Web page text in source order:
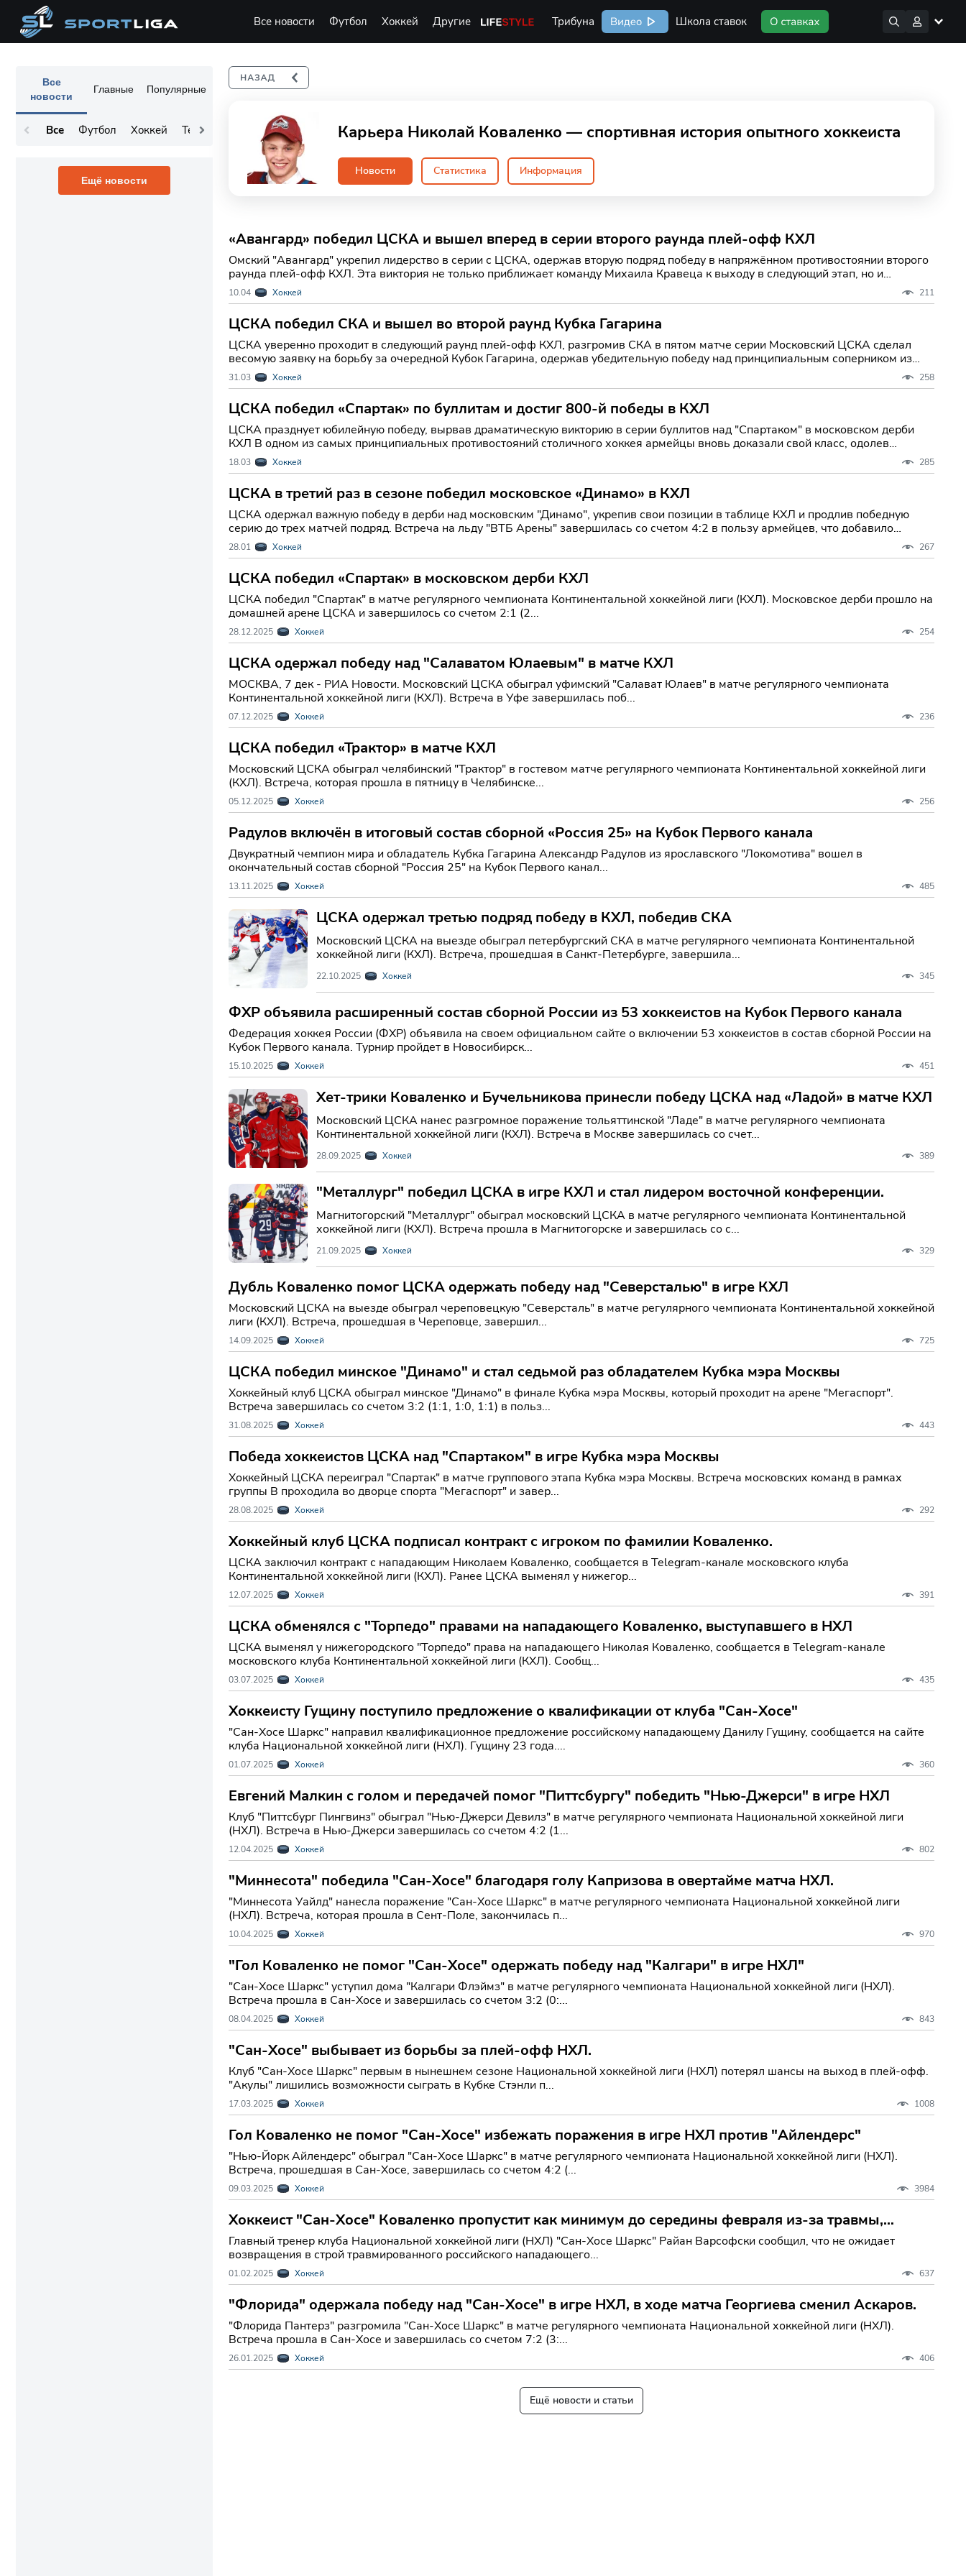
Все новости Футбол Хоккей Другие Life Style Трибуна Видео Школа ставок
Все
новости
Главные Популярные
Все Футбол Хоккей Теннис Остальное
Ещё новости
Карьера Николай Коваленко — спортивная история опытного хоккеиста
Новости Статистика Информация
«Авангард» победил ЦСКА и вышел вперед в серии второго раунда плей-офф КХЛ
Омский "Авангард" укрепил лидерство в серии с ЦСКА, одержав вторую подряд победу в напряжённом противостоянии второго
раунда плей-офф КХЛ. Эта виктория не только приближает команду Михаила Кравеца к выходу в следующий этап, но и
добавляет интриги в б
10.04 Хоккей 211
ЦСКА победил СКА и вышел во второй раунд Кубка Гагарина
ЦСКА уверенно проходит в следующий раунд плей-офф КХЛ, разгромив СКА в пятом матче серии Московский ЦСКА сделал
весомую заявку на борьбу за очередной Кубок Гагарина, одержав убедительную победу над принципиальным соперником из
Санкт-Петербурга в п
31.03 Хоккей 258
ЦСКА победил «Спартак» по буллитам и достиг 800-й победы в КХЛ
ЦСКА празднует юбилейную победу, вырвав драматическую викторию в серии буллитов над "Спартаком" в московском дерби
КХЛ В одном из самых принципиальных противостояний столичного хоккея армейцы вновь доказали свой класс, одолев
"Спартак" на его льду
18.03 Хоккей 285
ЦСКА в третий раз в сезоне победил московское «Динамо» в КХЛ
ЦСКА одержал важную победу в дерби над московским "Динамо", укрепив свои позиции в таблице КХЛ и продлив победную
серию до трех матчей подряд. Встреча на льду "ВТБ Арены" завершилась со счетом 4:2 в пользу армейцев, что добавило
интриги в борьбу за м
28.01 Хоккей 267
ЦСКА победил «Спартак» в московском дерби КХЛ
ЦСКА победил "Спартак" в матче регулярного чемпионата Континентальной хоккейной лиги (КХЛ). Московское дерби прошло на
домашней арене ЦСКА и завершилось со счетом 2:1 (2...
28.12.2025 Хоккей 254
ЦСКА одержал победу над "Салаватом Юлаевым" в матче КХЛ
МОСКВА, 7 дек - РИА Новости. Московский ЦСКА обыграл уфимский "Салават Юлаев" в матче регулярного чемпионата
Континентальной хоккейной лиги (КХЛ). Встреча в Уфе завершилась поб...
07.12.2025 Хоккей 236
ЦСКА победил «Трактор» в матче КХЛ
Московский ЦСКА обыграл челябинский "Трактор" в гостевом матче регулярного чемпионата Континентальной хоккейной лиги
(КХЛ). Встреча, которая прошла в пятницу в Челябинске...
05.12.2025 Хоккей 256
Радулов включён в итоговый состав сборной «Россия 25» на Кубок Первого канала
Двукратный чемпион мира и обладатель Кубка Гагарина Александр Радулов из ярославского "Локомотива" вошел в
окончательный состав сборной "Россия 25" на Кубок Первого канал...
13.11.2025 Хоккей 485
ЦСКА одержал третью подряд победу в КХЛ, победив СКА
Московский ЦСКА на выезде обыграл петербургский СКА в матче регулярного чемпионата Континентальной
хоккейной лиги (КХЛ). Встреча, прошедшая в Санкт-Петербурге, завершила...
22.10.2025 Хоккей 345
ФХР объявила расширенный состав сборной России из 53 хоккеистов на Кубок Первого канала
Федерация хоккея России (ФХР) объявила на своем официальном сайте о включении 53 хоккеистов в состав сборной России на
Кубок Первого канала. Турнир пройдет в Новосибирск...
15.10.2025 Хоккей 451
Хет-трики Коваленко и Бучельникова принесли победу ЦСКА над «Ладой» в матче КХЛ
Московский ЦСКА нанес разгромное поражение тольяттинской "Ладе" в матче регулярного чемпионата
Континентальной хоккейной лиги (КХЛ). Встреча в Москве завершилась со счет...
28.09.2025 Хоккей 389
"Металлург" победил ЦСКА в игре КХЛ и стал лидером восточной конференции.
Магнитогорский "Металлург" обыграл московский ЦСКА в матче регулярного чемпионата Континентальной
хоккейной лиги (КХЛ). Встреча прошла в Магнитогорске и завершилась со с...
21.09.2025 Хоккей 329
Дубль Коваленко помог ЦСКА одержать победу над "Северсталью" в игре КХЛ
Московский ЦСКА на выезде обыграл череповецкую "Северсталь" в матче регулярного чемпионата Континентальной хоккейной
лиги (КХЛ). Встреча, прошедшая в Череповце, завершил...
14.09.2025 Хоккей 725
ЦСКА победил минское "Динамо" и стал седьмой раз обладателем Кубка мэра Москвы
Хоккейный клуб ЦСКА обыграл минское "Динамо" в финале Кубка мэра Москвы, который проходит на арене "Мегаспорт".
Встреча завершилась со счетом 3:2 (1:1, 1:0, 1:1) в польз...
31.08.2025 Хоккей 443
Победа хоккеистов ЦСКА над "Спартаком" в игре Кубка мэра Москвы
Хоккейный ЦСКА переиграл "Спартак" в матче группового этапа Кубка мэра Москвы. Встреча московских команд в рамках
группы B проходила во дворце спорта "Мегаспорт" и завер...
28.08.2025 Хоккей 292
Хоккейный клуб ЦСКА подписал контракт с игроком по фамилии Коваленко.
ЦСКА заключил контракт с нападающим Николаем Коваленко, сообщается в Telegram-канале московского клуба
Континентальной хоккейной лиги (КХЛ). Ранее ЦСКА выменял у нижегор...
12.07.2025 Хоккей 391
ЦСКА обменялся с "Торпедо" правами на нападающего Коваленко, выступавшего в НХЛ
ЦСКА выменял у нижегородского "Торпедо" права на нападающего Николая Коваленко, сообщается в Telegram-канале
московского клуба Континентальной хоккейной лиги (КХЛ). Сообщ...
03.07.2025 Хоккей 435
Хоккеисту Гущину поступило предложение о квалификации от клуба "Сан-Хосе"
"Сан-Хосе Шаркс" направил квалификационное предложение российскому нападающему Данилу Гущину, сообщается на сайте
клуба Национальной хоккейной лиги (НХЛ). Гущину 23 года....
01.07.2025 Хоккей 360
Евгений Малкин с голом и передачей помог "Питтсбургу" победить "Нью-Джерси" в игре НХЛ
Клуб "Питтсбург Пингвинз" обыграл "Нью-Джерси Девилз" в матче регулярного чемпионата Национальной хоккейной лиги
(НХЛ). Встреча в Нью-Джерси завершилась со счетом 4:2 (1...
12.04.2025 Хоккей 802
"Миннесота" победила "Сан-Хосе" благодаря голу Капризова в овертайме матча НХЛ.
"Миннесота Уайлд" нанесла поражение "Сан-Хосе Шаркс" в матче регулярного чемпионата Национальной хоккейной лиги
(НХЛ). Встреча, которая прошла в Сент-Поле, закончилась п...
10.04.2025 Хоккей 970
"Гол Коваленко не помог "Сан-Хосе" одержать победу над "Калгари" в игре НХЛ"
"Сан-Хосе Шаркс" уступил дома "Калгари Флэймз" в матче регулярного чемпионата Национальной хоккейной лиги (НХЛ).
Встреча прошла в Сан-Хосе и завершилась со счетом 3:2 (0:...
08.04.2025 Хоккей 843
"Сан-Хосе" выбывает из борьбы за плей-офф НХЛ.
Клуб "Сан-Хосе Шаркс" первым в нынешнем сезоне Национальной хоккейной лиги (НХЛ) потерял шансы на выход в плей-офф.
"Акулы" лишились возможности сыграть в Кубке Стэнли п...
17.03.2025 Хоккей 1008
Гол Коваленко не помог "Сан-Хосе" избежать поражения в игре НХЛ против "Айлендерс"
"Нью-Йорк Айлендерс" обыграл "Сан-Хосе Шаркс" в матче регулярного чемпионата Национальной хоккейной лиги (НХЛ).
Встреча, прошедшая в Сан-Хосе, завершилась со счетом 4:2 (...
09.03.2025 Хоккей 3984
Хоккеист "Сан-Хосе" Коваленко пропустит как минимум до середины февраля из-за травмы,
заявил тренер.
Главный тренер клуба Национальной хоккейной лиги (НХЛ) "Сан-Хосе Шаркс" Райан Варсофски сообщил, что не ожидает
возвращения в строй травмированного российского нападающего...
01.02.2025 Хоккей 637
"Флорида" одержала победу над "Сан-Хосе" в игре НХЛ, в ходе матча Георгиева сменил Аскаров.
"Флорида Пантерз" разгромила "Сан-Хосе Шаркс" в матче регулярного чемпионата Национальной хоккейной лиги (НХЛ).
Встреча прошла в Сан-Хосе и завершилась со счетом 7:2 (3:...
26.01.2025 Хоккей 406
Ещё новости и статьи